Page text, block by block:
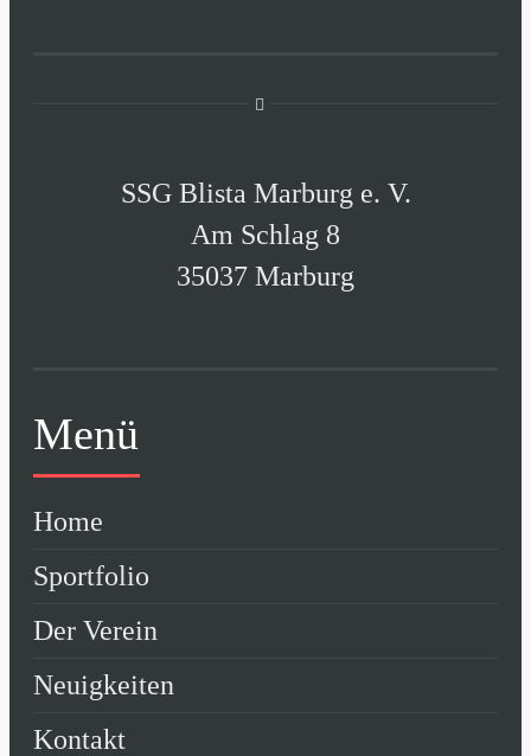
SSG Blista Marburg e. V.
Am Schlag 8
35037 Marburg
Menü
Home
Sportfolio
Der Verein
Neuigkeiten
Kontakt